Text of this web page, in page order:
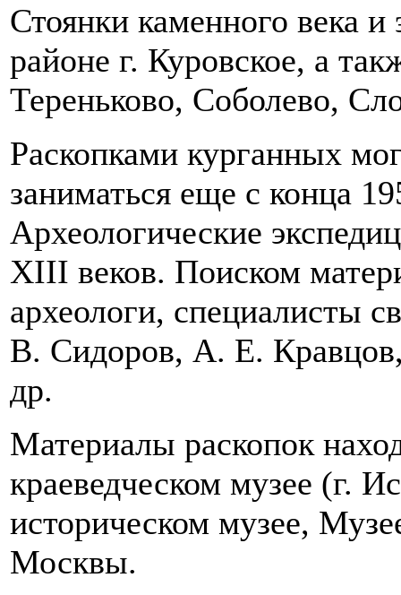
Стоянки каменного века
районе г. Куровское, а
Тереньково, Соболево,
Раскопками курганных
заниматься еще с конца
Археологические
XIII веков. Поиском
археологи, специалисты
В. Сидоров, А. Е.
др.
Материалы раскопок
краеведческом музее (г.
историческом музее,
Москвы.